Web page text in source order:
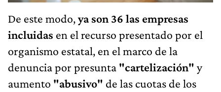
De este modo,ya son 36 las empresas
incluidas en el recurso presentado por el
organismo estatal, en el marco de la
denuncia por presunta "cartelización" y
aumento "abusivo" de las cuotas de los